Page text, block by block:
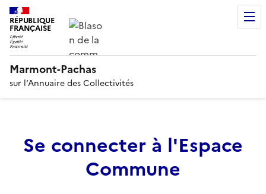
RÉPUBLIQUE
FRANÇAISE
Marmont-Pachas
sur l’Annuaire des Collectivités
Se connecter à l'Espace
Commune